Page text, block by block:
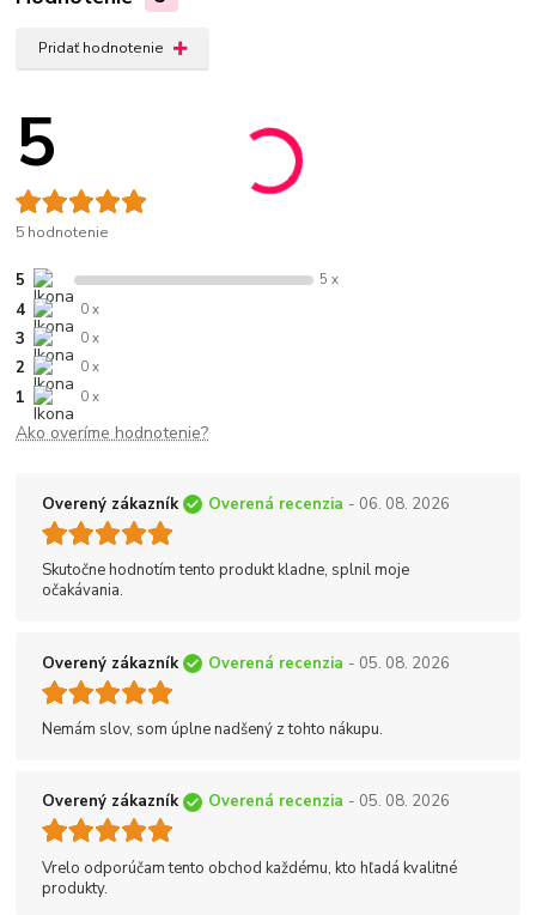
Pridať hodnotenie
5
5 hodnotenie
5 5 x
4 0 x
3 0 x
2 0 x
1 0 x
Ako overíme hodnotenie?
Overený zákazník Overená recenzia - 06. 08. 2026
Skutočne hodnotím tento produkt kladne, splnil moje
očakávania.
Overený zákazník Overená recenzia - 05. 08. 2026
Nemám slov, som úplne nadšený z tohto nákupu.
Overený zákazník Overená recenzia - 05. 08. 2026
Vrelo odporúčam tento obchod každému, kto hľadá kvalitné
produkty.